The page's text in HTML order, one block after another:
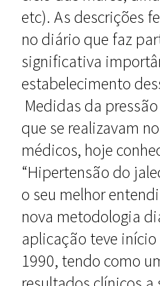
etc). As descrições
no diário que faz
significativa
estabelecimento
Medidas da
que se realizavam
médicos, hoje
“Hipertensão do
o seu melhor
nova metodologia
aplicação teve
1990, tendo como